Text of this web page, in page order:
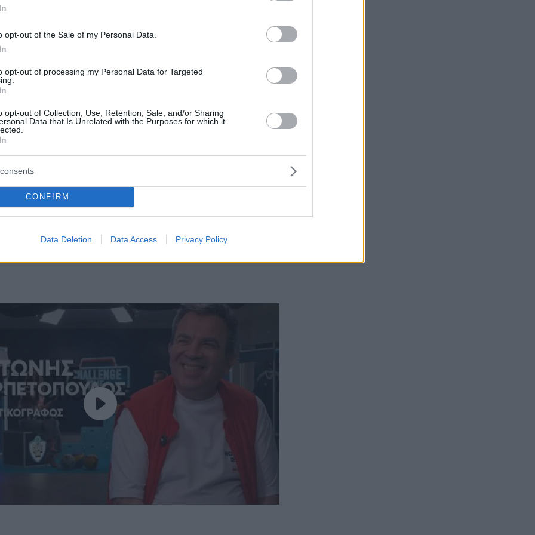
opt-out of the Sale of my Personal Data.
opt-out of processing my Personal Data for Targeted
opt-out of Collection, Use, Retention, Sale, and/or Sharing
Data that Is Unrelated with the Purposes for which it
CONFIRM
Data Deletion Data Access Privacy Policy
τον
Μαρτσέλο Λίπι
ήταν ο ποδοσφαιριστής για τον οποίο άλλαξε
γνώρισε εκτός γηπέδων.
ομάδα που θα ήθελε να διοικήσει
χιούμορ τη διάθεσή του για... ανατροπές στο
με αληθινές και…AI ποδοσφαιρικές